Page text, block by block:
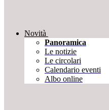
Novità
Panoramica
Le notizie
Le circolari
Calendario eventi
Albo online